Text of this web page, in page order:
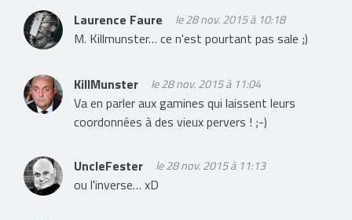
Laurence Faure le 28 nov. 2015 à 10:18
M. Killmunster… ce n'est pourtant pas sale ;)
KillMunster le 28 nov. 2015 à 11:04
Va en parler aux gamines qui laissent leurs
coordonnées à des vieux pervers ! ;-)
UncleFester le 28 nov. 2015 à 11:13
ou l'inverse… xD